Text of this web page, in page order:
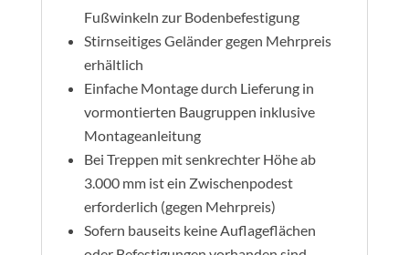
Fußwinkeln zur Bodenbefestigung
Stirnseitiges Geländer gegen Mehrpreis
erhältlich
Einfache Montage durch Lieferung in
vormontierten Baugruppen inklusive
Montageanleitung
Bei Treppen mit senkrechter Höhe ab
3.000 mm ist ein Zwischenpodest
erforderlich (gegen Mehrpreis)
Sofern bauseits keine Auflageflächen